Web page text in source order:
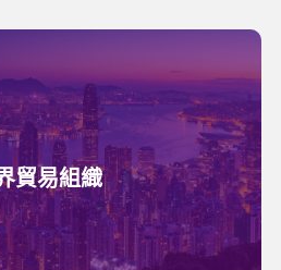
貿易組織